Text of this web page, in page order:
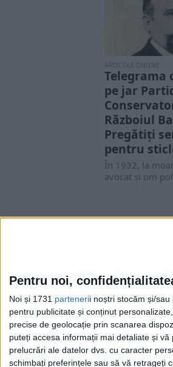
Pentru noi,
Noi și 1731 partenerii noștri stocăm și/
pentru publicitate și conținut
precise de geolocație prin scanarea
puteți accesa informații mai detaliate și
prelucrări ale datelor dvs. cu caracter
schimbați preferințele sau să vă retrageți
ARTICOLE ONLINE
Telegrama
pe jar
Războiul
Pregătiți
pentru
În 1932, la
avocat și om
Cea mai mare revistă de istorie din
Media KIT